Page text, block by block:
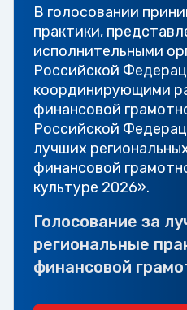
В голосовании
практики,
исполнительными
Российской
координирующими
финансовой
Российской
лучших
финансовой
культуре 2026».
Голосование за
региональные
финансовой